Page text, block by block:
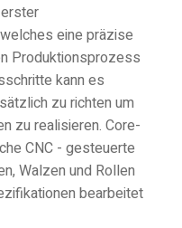
eine präzise
Produktionsprozess
kann es
zu richten um
zu realisieren. Core-
CNC - gesteuerte
Walzen und Rollen
bearbeitet